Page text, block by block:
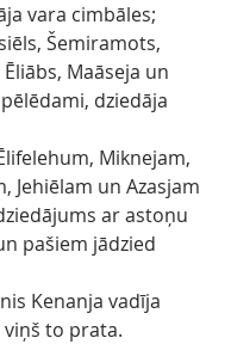
vara cimbāles;
Šemiramots,
Maāseja un
dziedāja
Miknejam,
Jehiēlam un Azasjam
ar astoņu
pašiem jādzied
Kenanja vadīja
viņš to prata.